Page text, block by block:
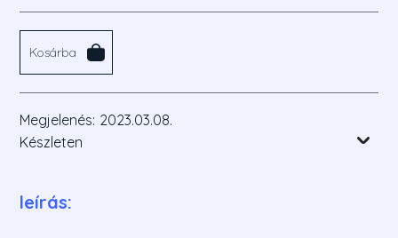
Kosárba
Megjelenés: 2023.03.08.
Készleten
leírás: